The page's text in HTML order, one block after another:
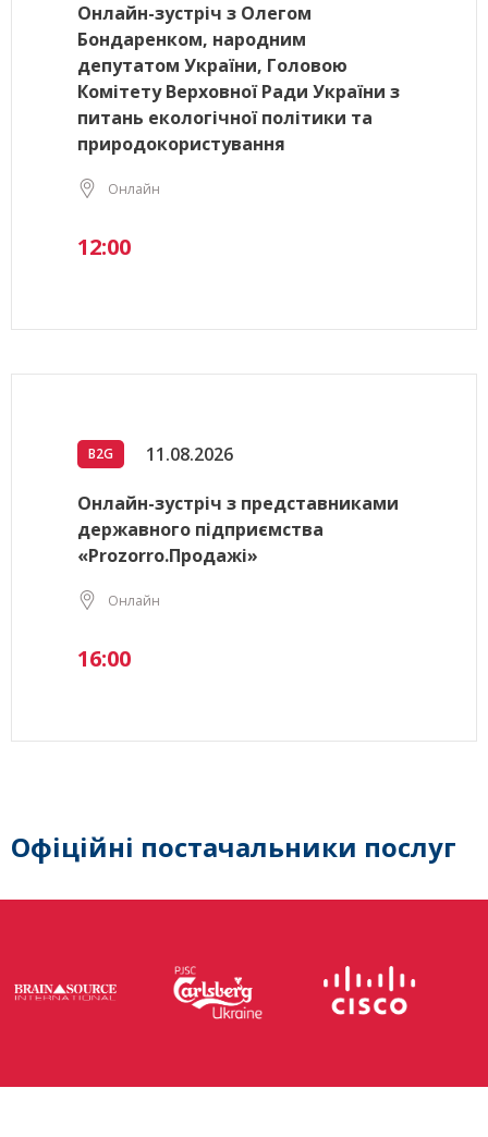
Онлайн-зустріч з Олегом
Бондаренком, народним
депутатом України, Головою
Комітету Верховної Ради України з
питань екологічної політики та
природокористування
Онлайн
12:00
B2G 11.08.2026
Онлайн-зустріч з представниками
державного підприємства
«Prozorro.Продажі»
Онлайн
16:00
Офіційні постачальники послуг